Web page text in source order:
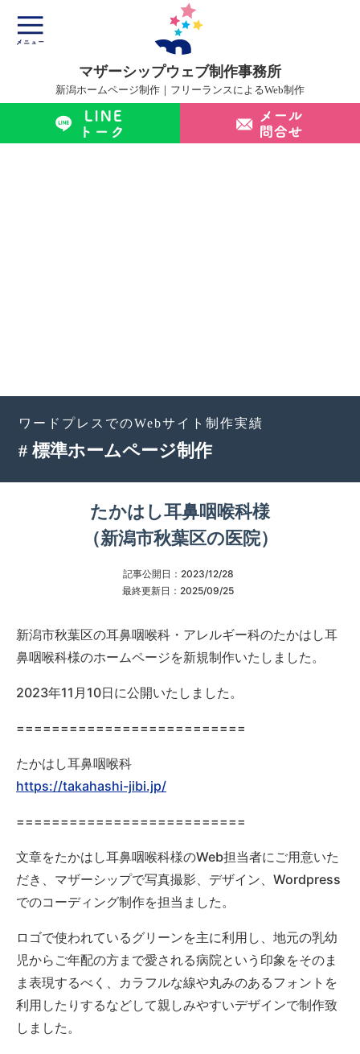
マザーシップウェブ制作事務所
新潟ホームページ制作｜フリーランスによるWeb制作
マザーシップについて
ホームページ制作サービス
ワードプレスでのWebサイト制作実績
# 標準ホームページ制作
たかはし耳鼻咽喉科様
（新潟市秋葉区の医院）
記事公開日： 2023/12/28
最終更新日： 2025/09/25
新潟市秋葉区の耳鼻咽喉科・アレルギー科のたかはし耳
鼻咽喉科様のホームページを新規制作いたしました。
2023年11月10日に公開いたしました。
==========================
たかはし耳鼻咽喉科
https://takahashi-jibi.jp/
==========================
文章をたかはし耳鼻咽喉科様のWeb担当者にご用意いた
だき、マザーシップで写真撮影、デザイン、Wordpress
でのコーディング制作を担当ました。
ロゴで使われているグリーンを主に利用し、地元の乳幼
児からご年配の方まで愛される病院という印象をそのま
ま表現するべく、カラフルな線や丸みのあるフォントを
利用したりするなどして親しみやすいデザインで制作致
しました。